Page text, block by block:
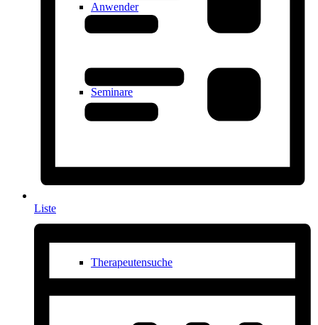
Anwender
Seminare
Therapeutensuche
Liste